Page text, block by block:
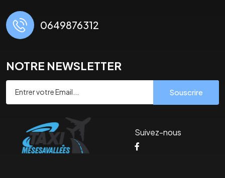
0649876312
NOTRE NEWSLETTER
Souscrire
Suivez-nous